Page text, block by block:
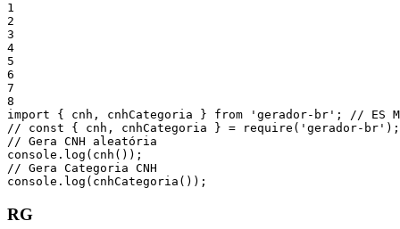
1
2
3
4
5
6
7
8
import
{ cnh , cnhCategoria } from 'gerador-br' ;
// ES
// const { cnh, cnhCategoria } = require('gerador-br');
// Gera CNH aleatória
console . log ( cnh ( ) ) ;
// Gera Categoria CNH
console . log ( cnhCategoria ( ) ) ;
RG